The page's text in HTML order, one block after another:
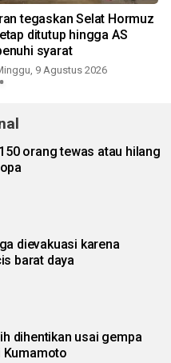
tegaskan Selat Hormuz
ditutup hingga AS
syarat
9 Agustus 2026
orang tewas atau hilang
dievakuasi karena
barat daya
dihentikan usai gempa
Kumamoto